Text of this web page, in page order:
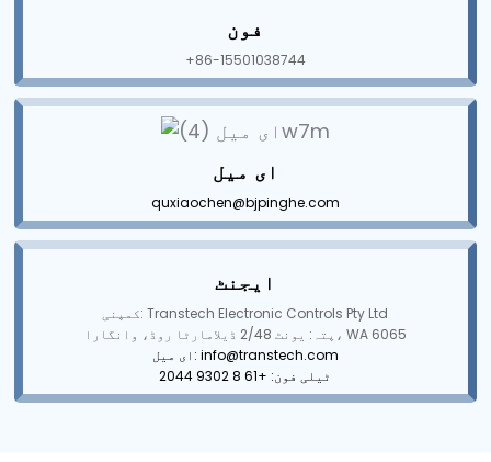
فون
+86-15501038744
ای میل
quxiaochen@bjpinghe.com
ایجنٹ
کمپنی: Transtech Electronic Controls Pty Ltd
پتہ: یونٹ 2/48 ڈیلامارٹا روڈ، وانگارا، WA 6065
ای میل: info@transtech.com
ٹیلی فون: +61 8 9302 2044